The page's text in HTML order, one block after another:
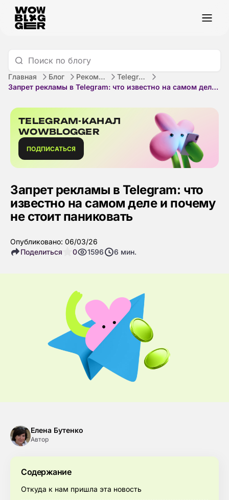
Главная Блог Рекомендации
Telegram
Запрет рекламы в Telegram: что известно на самом деле и почему не стоит паниковать
TELEGRAM-КАНАЛ
WOWBLOGGER
ПОДПИСАТЬСЯ
Запрет рекламы в Telegram: что
известно на самом деле и почему
не стоит паниковать
Опубликовано: 06/03/26
Поделиться
0 1596 6 мин.
Елена Бутенко
Автор
Содержание
Откуда к нам пришла эта новость